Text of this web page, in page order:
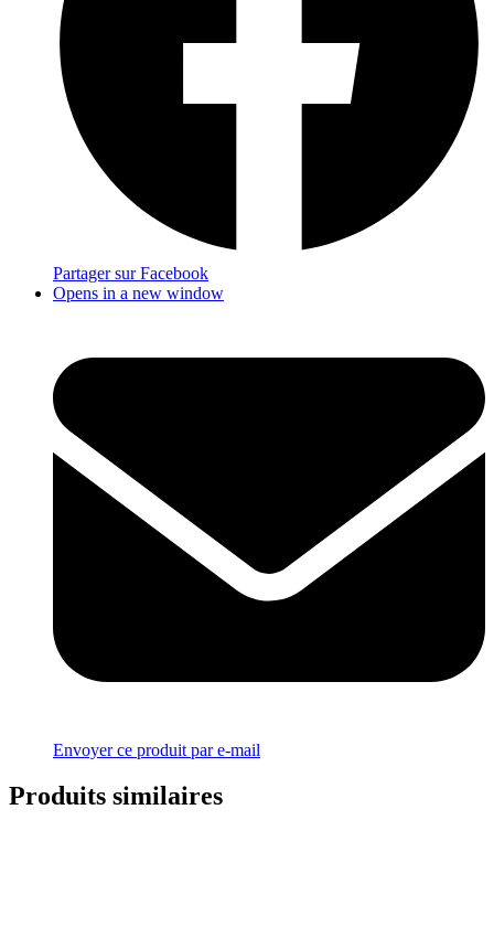
Partager sur Facebook
Opens in a new window
Envoyer ce produit par e-mail
Produits similaires